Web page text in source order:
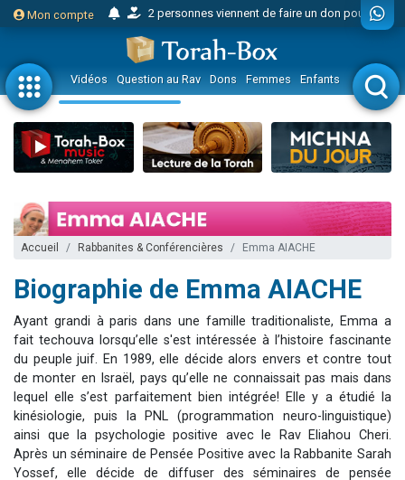
Mon compte 2 personnes viennent de faire un don pour Tsédaka : pauvres d'Israel
53 personnes viennent de demander une bénédiction
Donnez votre avis sur la vidéo "Micro-trottoir - T'as donné ton MA’ASSER ?"
Eva vient de donner son Maasser
168 personnes viennent de faire un don pour Marions Shirel, jeune convertie seule en Israël
3 nouvelles musiques dans Torah-Box Music
Il reste 49 places pour étudier en groupe sur Zoom
3 nouvelles musiques dans Torah-Box Music
2 personnes viennent de nous rejoindre sur WhatsApp
Eli vient de donner son Maasser
3 personnes viennent de faire un don pour Événements Torah-Box
Lisbel Esther vient de donner son Maasser
3 personnes viennent de nous rejoindre sur WhatsApp
11 personnes viennent de demander une bénédiction
Il reste 49 places pour étudier en groupe sur Zoom
Vidéos Question au Rav Dons Femmes Enfants Etude sur
Accueil Rabbanites & Conférencières Emma AIACHE
Biographie de Emma AIACHE
Ayant grandi à paris dans une famille traditionaliste, Emma a
fait techouva lorsqu’elle s'est intéressée à l’histoire fascinante
du peuple juif. En 1989, elle décide alors envers et contre tout
de monter en Israël, pays qu’elle ne connaissait pas mais dans
lequel elle s’est parfaitement bien intégrée! Elle y a étudié la
kinésiologie, puis la PNL (programmation neuro-linguistique)
ainsi que la psychologie positive avec le Rav Eliahou Cheri.
Après un séminaire de Pensée Positive avec la Rabbanite Sarah
Yossef, elle décide de diffuser des séminaires de pensée